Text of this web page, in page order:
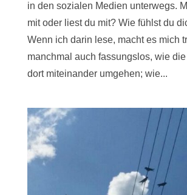
in den sozialen Medien unterwegs.
mit oder liest du mit? Wie fühlst du
Wenn ich darin lese, macht es mich
manchmal auch fassungslos, wie
dort miteinander umgehen; wie...